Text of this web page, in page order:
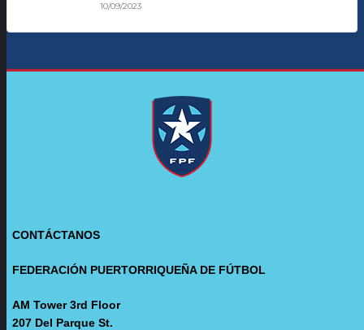
10/09/2023
CONTÁCTANOS
FEDERACIÓN PUERTORRIQUEÑA DE FÚTBOL
AM Tower 3rd Floor
207 Del Parque St.